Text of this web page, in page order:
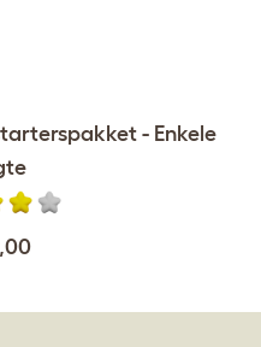
- Enkele